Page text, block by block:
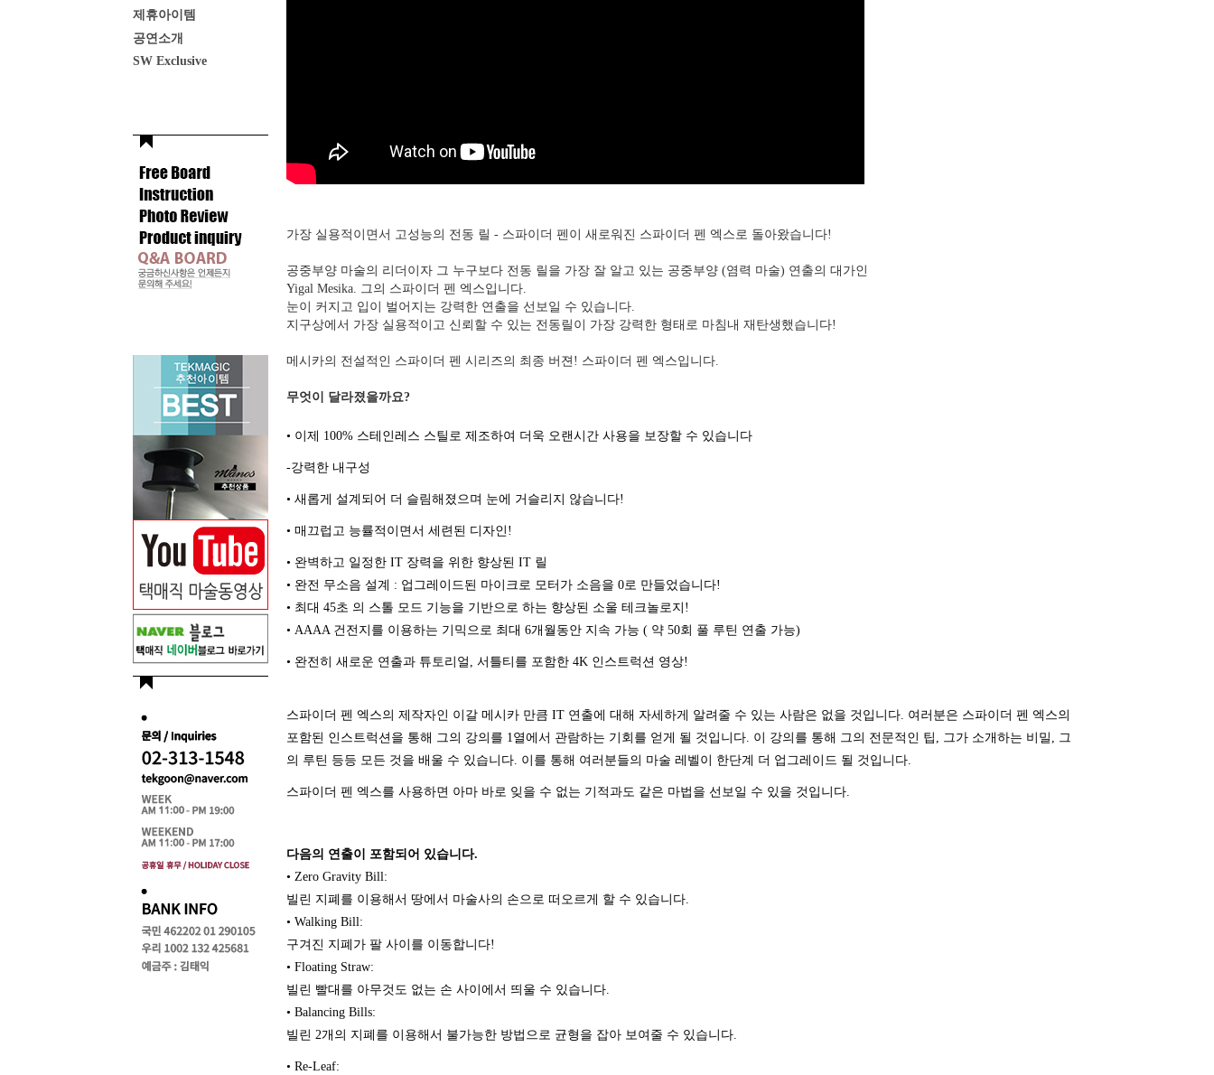
제휴아이템
공연소개
SW Exclusive
코 라이프 하세요!
가장 실용적이면서 고성능의 전동 릴 - 스파이더 펜이 새로워진 스파이더 펜 엑스로 돌아왔습니다!
공중부양 마술의 리더이자 그 누구보다 전동 릴을 가장 잘 알고 있는 공중부양 (염력 마술) 연출의 대가인
Yigal Mesika.
그의 스파이더 펜 엑스입니다.
눈이 커지고 입이 벌어지는 강력한 연출을 선보일 수 있습니다.
지구상에서 가장 실용적이고 신뢰할 수 있는 전동릴이 가장 강력한 형태로 마침내 재탄생했습니다!
메시카의 전설적인 스파이더 펜 시리즈의 최종 버젼! 스파이더 펜 엑스입니다.
무엇이 달라졌을까요?
• 이제 100% 스테인레스 스틸로 제조하여 더욱 오랜시간 사용을 보장할 수 있습니다
-강력한 내구성
• 새롭게 설계되어 더 슬림해졌으며 눈에 거슬리지 않습니다!
• 매끄럽고 능률적이면서 세련된 디자인!
• 완벽하고 일정한 IT 장력을 위한 향상된 IT 릴
• 완전 무소음 설계 : 업그레이드된 마이크로 모터가 소음을 0로 만들었습니다!
• 최대 45초 의 스톨 모드 기능을 기반으로 하는 향상된 소울 테크놀로지!
• AAAA 건전지를 이용하는 기믹으로 최대 6개월동안 지속 가능 ( 약 50회 풀 루틴 연출 가능)
• 완전히 새로운 연출과 튜토리얼, 서틀티를 포함한 4K 인스트럭션 영상!
스파이더 펜 엑스의 제작자인 이갈 메시카 만큼 IT 연출에 대해 자세하게 알려줄 수 있는 사람은 없을 것입니다. 여러분은 스파이더 펜 엑스의
포함된 인스트럭션을 통해 그의 강의를 1열에서 관람하는 기회를 얻게 될 것입니다. 이 강의를 통해 그의 전문적인 팁, 그가 소개하는 비밀, 그
의 루틴 등등 모든 것을 배울 수 있습니다. 이를 통해 여러분들의 마술 레벨이 한단계 더 업그레이드 될 것입니다.
스파이더 펜 엑스를 사용하면 아마 바로 잊을 수 없는 기적과도 같은 마법을 선보일 수 있을 것입니다.
다음의 연출이 포함되어 있습니다.
• Zero Gravity Bill:
빌린 지폐를 이용해서 땅에서 마술사의 손으로 떠오르게 할 수 있습니다.
• Walking Bill:
구겨진 지폐가 팔 사이를 이동합니다!
• Floating Straw:
빌린 빨대를 아무것도 없는 손 사이에서 띄울 수 있습니다.
• Balancing Bills:
빌린 2개의 지폐를 이용해서 불가능한 방법으로 균형을 잡아 보여줄 수 있습니다.
• Re-Leaf: